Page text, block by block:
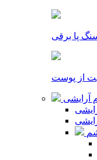
پا برقی
از پوست
آرایشی